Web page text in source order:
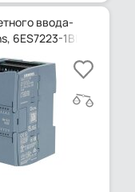
ввода-
6ES7223-1BL32-0XB0